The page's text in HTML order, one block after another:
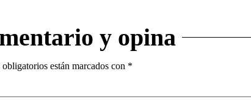
y opina
están marcados con *